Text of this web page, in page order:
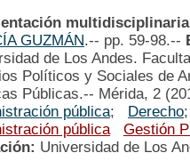
GUZMÁN.-- pp. 59-98.--
de Los Andes.
Políticos y Sociales de
Públicas.-- Mérida, 2
pública; Derecho
pública
Gestión
Universidad de Los